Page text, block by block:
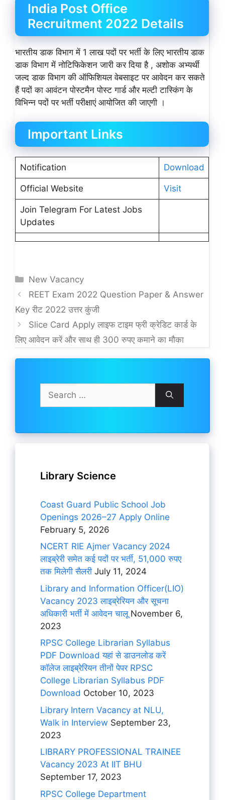
India Post Office
Recruitment 2022 Details
भारतीय डाक विभाग में 1 लाख पदों पर भर्ती के लिए भारतीय डाक
डाक विभाग में नोटिफिकेशन जारी कर दिया है , अशोक अभ्यर्थी
जल्द डाक विभाग की ऑफिशियल वेबसाइट पर आवेदन कर सकते
हैं पदों का आवंटन पोस्टमैन पोस्ट गार्ड और मल्टी टास्किंग के
विभिन्न पदों पर भर्ती परीक्षाएं आयोजित की जाएगी ।
Important Links
Notification Download
Official Website Visit
Join Telegram For Latest Jobs
Updates
Categories
New Vacancy
REET Exam 2022 Question Paper & Answer
Key रीट 2022 उत्तर कुंजी
Slice Card Apply लाइफ टाइम फ्री क्रेडिट कार्ड के
लिए आवेदन करें और साथ ही 300 रुपए कमाने का मौका
for:
Library Science
Coast Guard Public School Job
Openings 2026–27 Apply Online
February 5, 2026
NCERT RIE Ajmer Vacancy 2024
लाइब्रेरी समेत कई पदों पर भर्ती, 51,000 रुपए
तक मिलेगी सैलरी July 11, 2024
Library and Information Officer(LIO)
Vacancy 2023 लाइब्रेरियन और सूचना
अधिकारी भर्ती में आवेदन चालूNovember 6,
2023
RPSC College Librarian Syllabus
PDF Download यहां से डाउनलोड करें
कॉलेज लाइब्रेरियन तीनों पेपर RPSC
College Librarian Syllabus PDF
Download October 10, 2023
Library Intern Vacancy at NLU,
Walk in Interview September 23,
2023
LIBRARY PROFESSIONAL TRAINEE
Vacancy 2023 At IIT BHU
September 17, 2023
RPSC College Department